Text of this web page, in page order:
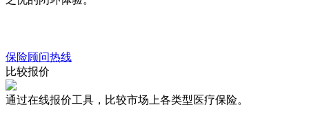
保险顾问热线
比较报价
通过在线报价工具，比较市场上各类型医疗保险。